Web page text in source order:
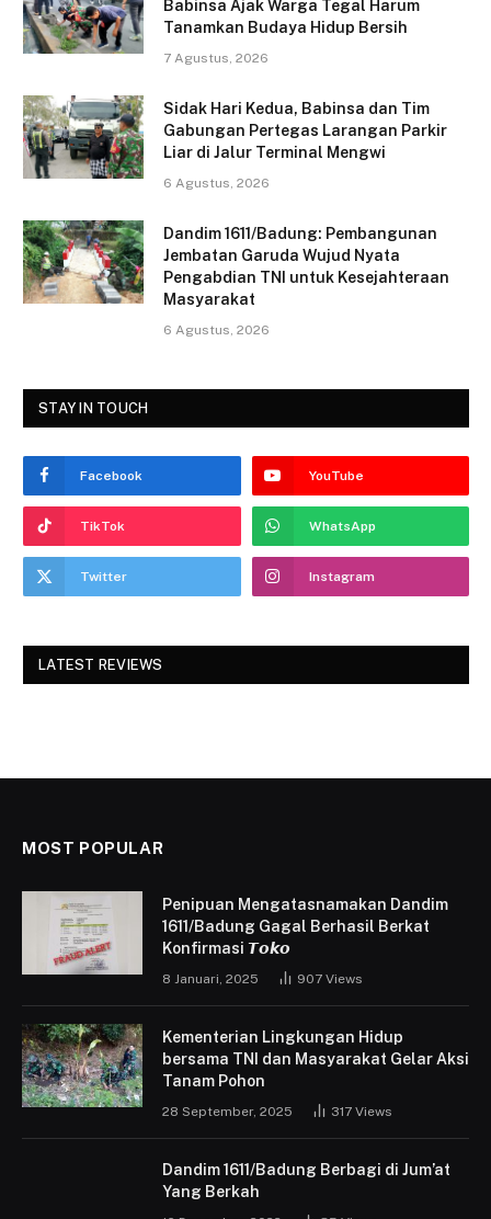
b
o
k
Babinsa Ajak Warga Tegal Harum
Tanamkan Budaya Hidup Bersih
7 Agustus, 2026
Sidak Hari Kedua, Babinsa dan Tim
Gabungan Pertegas Larangan Parkir
Liar di Jalur Terminal Mengwi
6 Agustus, 2026
Dandim 1611/Badung: Pembangunan
Jembatan Garuda Wujud Nyata
Pengabdian TNI untuk Kesejahteraan
Masyarakat
6 Agustus, 2026
STAY IN TOUCH
Facebook YouTube
TikTok WhatsApp
Twitter Instagram
LATEST REVIEWS
MOST POPULAR
Penipuan Mengatasnamakan Dandim
1611/Badung Gagal Berhasil Berkat
Konfirmasi 𝙏𝙤𝙠𝙤
8 Januari, 2025 907 Views
Kementerian Lingkungan Hidup
bersama TNI dan Masyarakat Gelar Aksi
Tanam Pohon
28 September, 2025 317 Views
Dandim 1611/Badung Berbagi di Jum’at
Yang Berkah